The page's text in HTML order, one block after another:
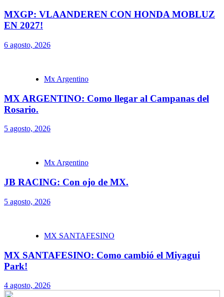
MXGP: VLAANDEREN CON HONDA MOBLUZ
EN 2027!
6 agosto, 2026
Mx Argentino
MX ARGENTINO: Como llegar al Campanas del
Rosario.
5 agosto, 2026
Mx Argentino
JB RACING: Con ojo de MX.
5 agosto, 2026
MX SANTAFESINO
MX SANTAFESINO: Como cambió el Miyagui
Park!
4 agosto, 2026